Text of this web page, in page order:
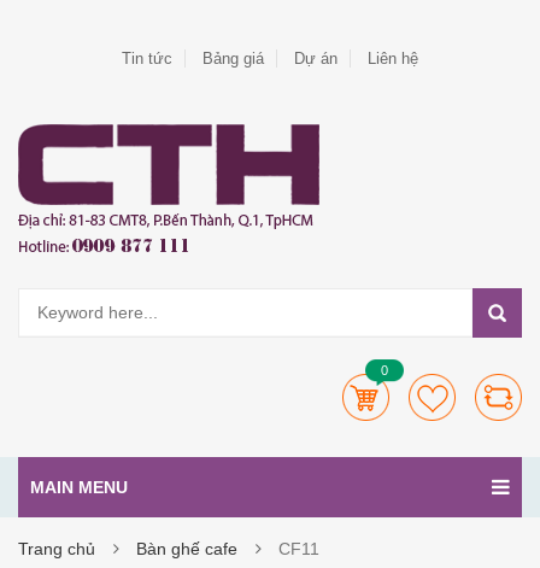
Tin tức Bảng giá Dự án Liên hệ
0
MAIN MENU
Trang chủ Bàn ghế cafe CF11